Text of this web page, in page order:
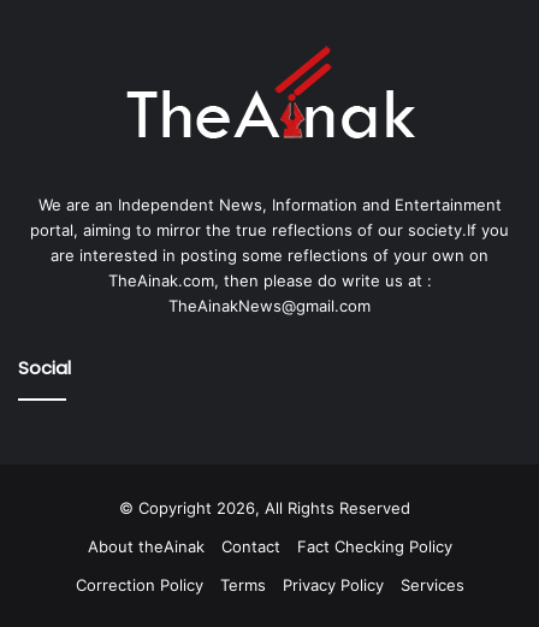
We are an Independent News, Information and Entertainment
portal, aiming to mirror the true reflections of our society.If you
are interested in posting some reflections of your own on
TheAinak.com, then please do write us at :
TheAinakNews@gmail.com
Social
© Copyright 2026, All Rights Reserved
About theAinak
Contact
Fact Checking Policy
Correction Policy
Terms Privacy Policy Services